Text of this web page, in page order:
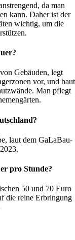
da man
kann. Daher ist der
wichtig, um die
Gebäuden, legt
vor, und baut
Man pflegt
laut dem GaLaBau-
pro Stunde?
50 und 70 Euro
die reine Erbringung